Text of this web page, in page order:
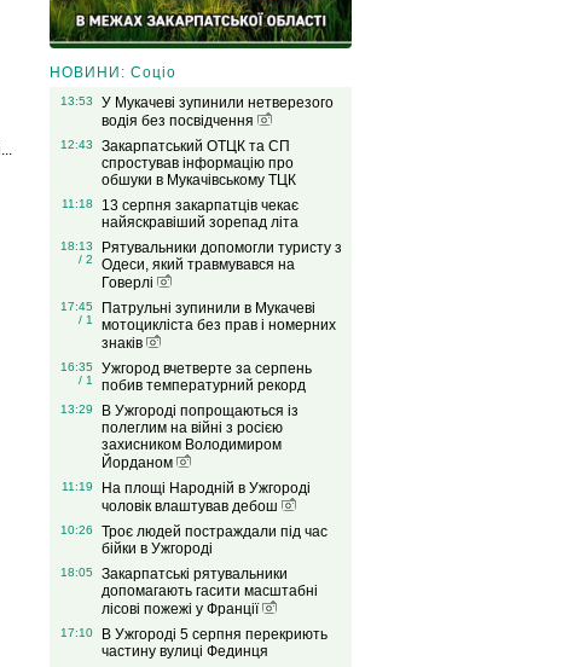
НОВИНИ: Соціо
13:53
У Мукачеві зупинили нетверезого
водія без посвідчення
12:43
Закарпатський ОТЦК та СП
спростував інформацію про
обшуки в Мукачівському ТЦК
11:18
13 серпня закарпатців чекає
найяскравіший зорепад літа
18:13
/ 2
Рятувальники допомогли туристу з
Одеси, який травмувався на
Говерлі
17:45
/ 1
Патрульні зупинили в Мукачеві
мотоцикліста без прав і номерних
знаків
16:35
/ 1
Ужгород вчетверте за серпень
побив температурний рекорд
13:29
В Ужгороді попрощаються із
полеглим на війні з росією
захисником Володимиром
Йорданом
11:19
На площі Народній в Ужгороді
чоловік влаштував дебош
10:26
Троє людей постраждали під час
бійки в Ужгороді
18:05
Закарпатські рятувальники
допомагають гасити масштабні
лісові пожежі у Франції
17:10
В Ужгороді 5 серпня перекриють
частину вулиці Фединця